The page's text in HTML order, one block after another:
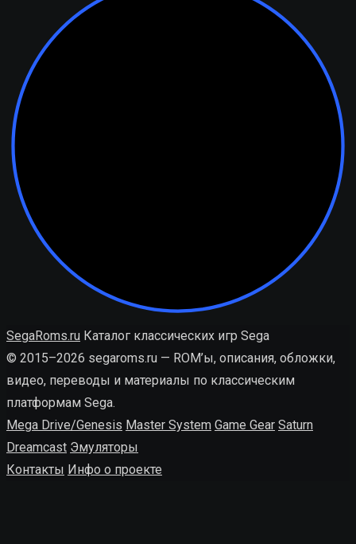
SegaRoms.ru Каталог классических игр Sega
© 2015–2026 segaroms.ru — ROM’ы, описания, обложки,
видео, переводы и материалы по классическим
платформам Sega.
Mega Drive/Genesis Master System Game Gear Saturn
Dreamcast Эмуляторы
Контакты Инфо о проекте